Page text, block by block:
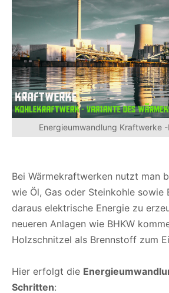
Energieumwandlung Kraftwerke
Bei Wärmekraftwerken nutzt man
wie Öl, Gas oder Steinkohle sowie
daraus elektrische Energie zu
neueren Anlagen wie BHKW
Holzschnitzel als Brennstoff zum
Hier erfolgt die
Schritten: